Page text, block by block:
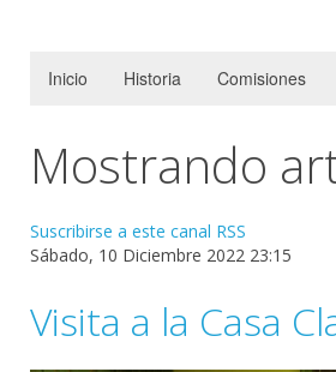
Inicio Historia Comisiones
Mostrando
Suscribirse a este canal RSS
Sábado, 10 Diciembre 2022 23:15
Visita a la Casa